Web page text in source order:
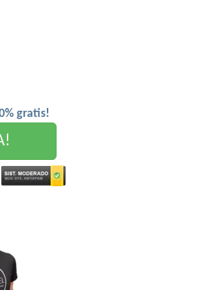
gratis!